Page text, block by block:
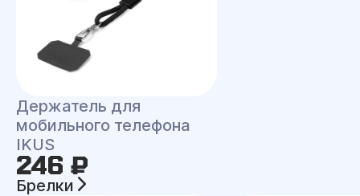
Держатель для
мобильного телефона
IKUS
246 ₽
Брелки